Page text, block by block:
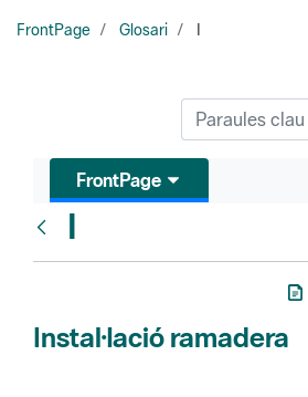
FrontPage Glosari
FrontPage
I
Instal·lació ramadera